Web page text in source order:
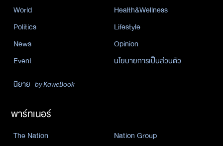
World
Health&Wellness
Politics
Lifestyle
News
Opinion
Event
นโยบายการเป็นส่วนตัว
นิยาย by KaweBook
พาร์ทเนอร์
The Nation
Nation Group